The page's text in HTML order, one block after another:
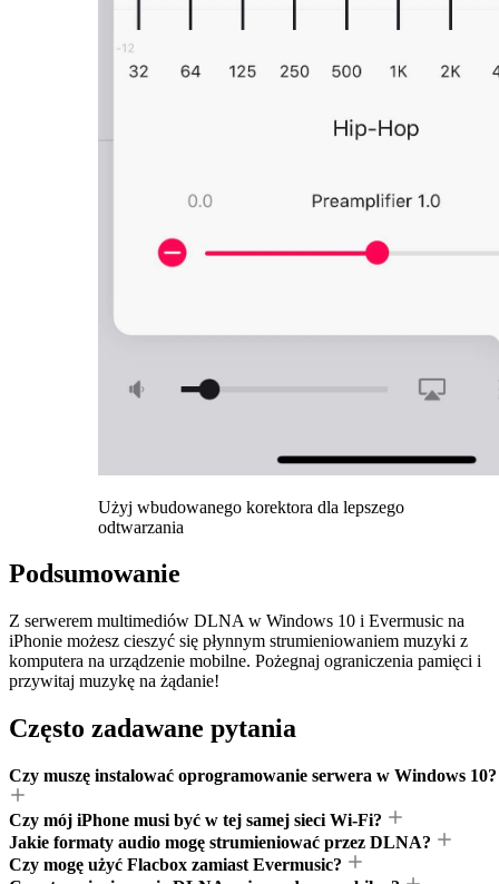
Użyj wbudowanego korektora dla lepszego
odtwarzania
Podsumowanie
Z serwerem multimediów DLNA w Windows 10 i Evermusic na
iPhonie możesz cieszyć się płynnym strumieniowaniem muzyki z
komputera na urządzenie mobilne. Pożegnaj ograniczenia pamięci i
przywitaj muzykę na żądanie!
Często zadawane pytania
Czy muszę instalować oprogramowanie serwera w Windows 10?
Czy mój iPhone musi być w tej samej sieci Wi-Fi?
Jakie formaty audio mogę strumieniować przez DLNA?
Czy mogę użyć Flacbox zamiast Evermusic?